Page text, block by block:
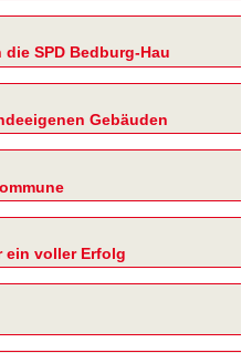
SPD Bedburg-Hau
Gebäuden
ein voller Erfolg